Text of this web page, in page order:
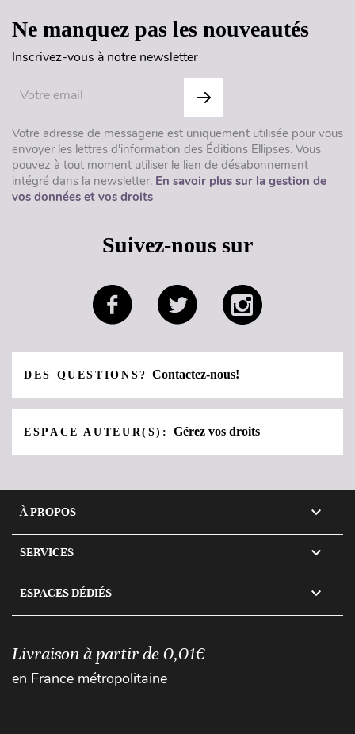
Ne manquez pas les nouveautés
Inscrivez-vous à notre newsletter
Votre adresse de messagerie est uniquement utilisée pour vous
envoyer les lettres d'information des Éditions Ellipses. Vous
pouvez à tout moment utiliser le lien de désabonnement
intégré dans la newsletter. En savoir plus sur la gestion de
vos données et vos droits
Suivez-nous sur
DES QUESTIONS?Contactez-nous!
ESPACE AUTEUR(S):Gérez vos droits
À PROPOS 
SERVICES 
ESPACES DÉDIÉS 
Livraison à partir de 0,01€
en France métropolitaine